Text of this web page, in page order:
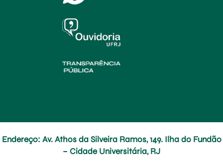
Endereço: Av. Athos da Silveira Ramos, 149. Ilha do Fundão
– Cidade Universitária, RJ